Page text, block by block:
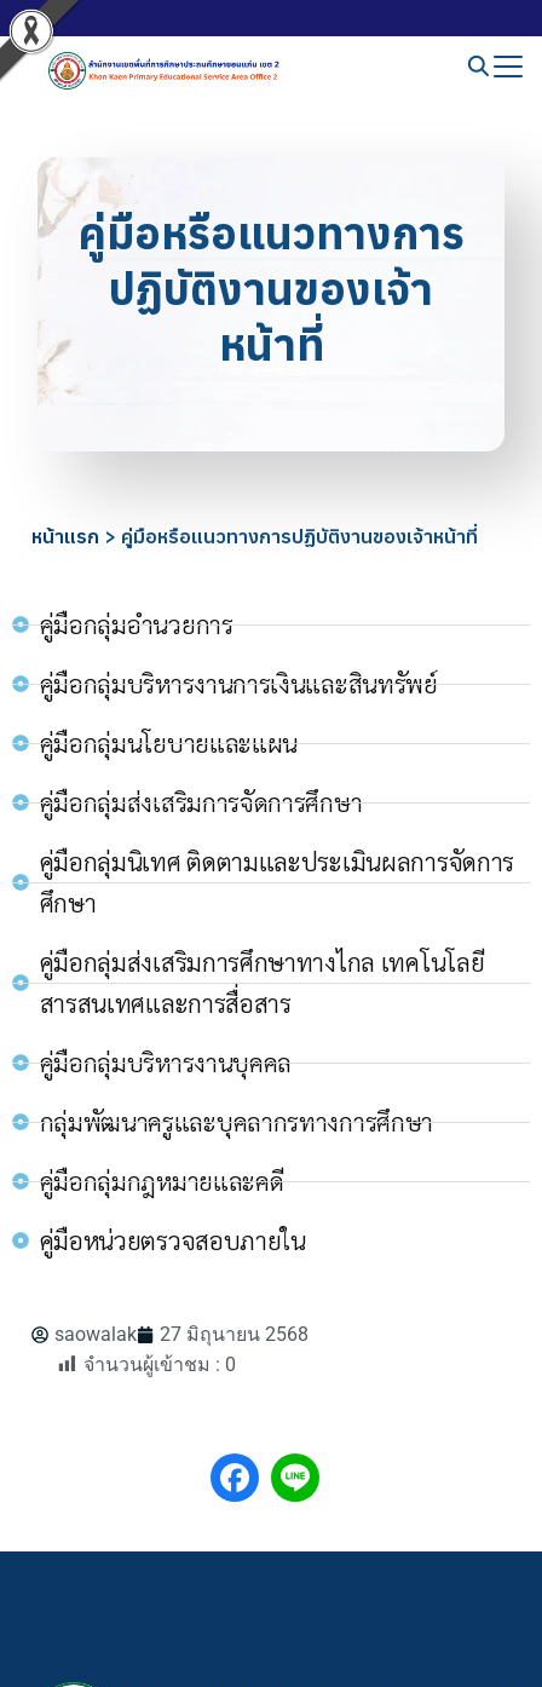
คู่มือหรือแนวทางการ
ปฏิบัติงานของเจ้า
หน้าที่
หน้าแรก > คู่มือหรือแนวทางการปฏิบัติงานของเจ้าหน้าที่
คู่มือกลุ่มอำนวยการ
คู่มือกลุ่มบริหารงานการเงินและสินทรัพย์
คู่มือกลุ่มนโยบายและแผน
คู่มือกลุ่มส่งเสริมการจัดการศึกษา
คู่มือกลุ่มนิเทศ ติดตามและประเมินผลการจัดการ
ศึกษา
คู่มือกลุ่มส่งเสริมการศึกษาทางไกล เทคโนโลยี
สารสนเทศและการสื่อสาร
คู่มือกลุ่มบริหารงานบุคคล
กลุ่มพัฒนาครูและบุคลากรทางการศึกษา
คู่มือกลุ่มกฎหมายและคดี
คู่มือหน่วยตรวจสอบภายใน
saowalak
27 มิถุนายน 2568
จำนวนผู้เข้าชม : 0